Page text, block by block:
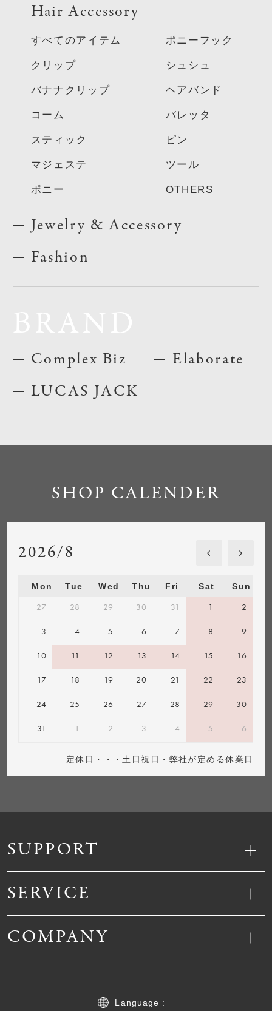
Hair Accessory
すべてのアイテム
クリップ
バナナクリップ
コーム
スティック
マジェステ
ポニー
ポニーフック
シュシュ
ヘアバンド
バレッタ
ピン
ツール
OTHERS
Jewelry & Accessory
Fashion
Complex Biz
LUCAS JACK
Elaborate
SUPPORT
SERVICE
COMPANY
Language :
SHOP CALENDER
2026/8
Mon Tue Wed Thu Fri Sat Sun
27 28 29 30 31 1 2
3 4 5 6 7 8 9
10 11 12 13 14 15 16
17 18 19 20 21 22 23
24 25 26 27 28 29 30
31 1 2 3 4 5 6
定休日・・・土日祝日・弊社が定める休業日